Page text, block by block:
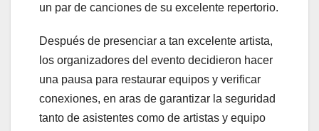
un par de canciones de su excelente repertorio.
Después de presenciar a tan excelente artista,
los organizadores del evento decidieron hacer
una pausa para restaurar equipos y verificar
conexiones, en aras de garantizar la seguridad
tanto de asistentes como de artistas y equipo